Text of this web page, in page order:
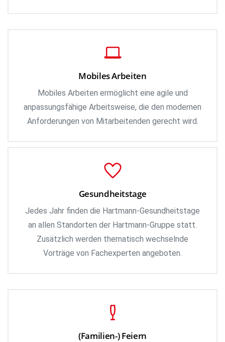
Mobiles Arbeiten
Mobiles Arbeiten ermöglicht eine agile und
anpassungsfähige Arbeitsweise, die den modernen
Anforderungen von Mitarbeitenden gerecht wird.
Gesundheitstage
Jedes Jahr finden die Hartmann-Gesundheitstage
an allen Standorten der Hartmann-Gruppe statt.
Zusätzlich werden thematisch wechselnde
Vorträge von Fachexperten angeboten.
(Familien-) Feiern